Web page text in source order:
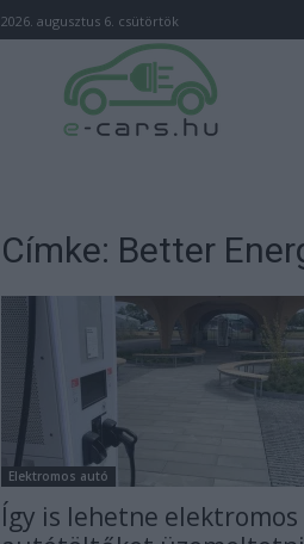
2026. augusztus 6. csütörtök
Címke: Better
Elektromos autó
Így is lehetne elektromos